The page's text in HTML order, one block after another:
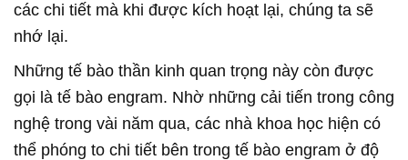
các chi tiết mà khi được kích hoạt lại, chúng ta sẽ
nhớ lại.
Những tế bào thần kinh quan trọng này còn được
gọi là tế bào engram. Nhờ những cải tiến trong công
nghệ trong vài năm qua, các nhà khoa học hiện có
thể phóng to chi tiết bên trong tế bào engram ở độ